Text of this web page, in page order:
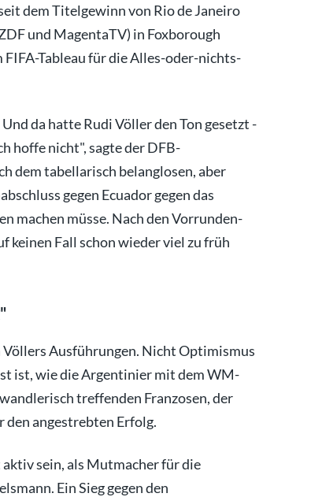
dem Titelgewinn von Rio de Janeiro
und MagentaTV) in Foxborough
FIFA-Tableau für die Alles-oder-nichts-
da hatte Rudi Völler den Ton gesetzt -
hoffe nicht", sagte der DFB-
dem tabellarisch belanglosen, aber
gegen Ecuador gegen das
machen müsse. Nach den Vorrunden-
keinen Fall schon wieder viel zu früh
Ausführungen. Nicht Optimismus
ist, wie die Argentinier mit dem WM-
treffenden Franzosen, der
angestrebten Erfolg.
sein, als Mutmacher für die
Ein Sieg gegen den